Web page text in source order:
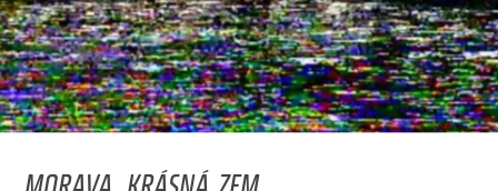
MORAVA, KRÁSNÁ ZEM